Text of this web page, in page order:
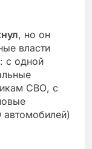
, но он
власти
с одной
СВО, с